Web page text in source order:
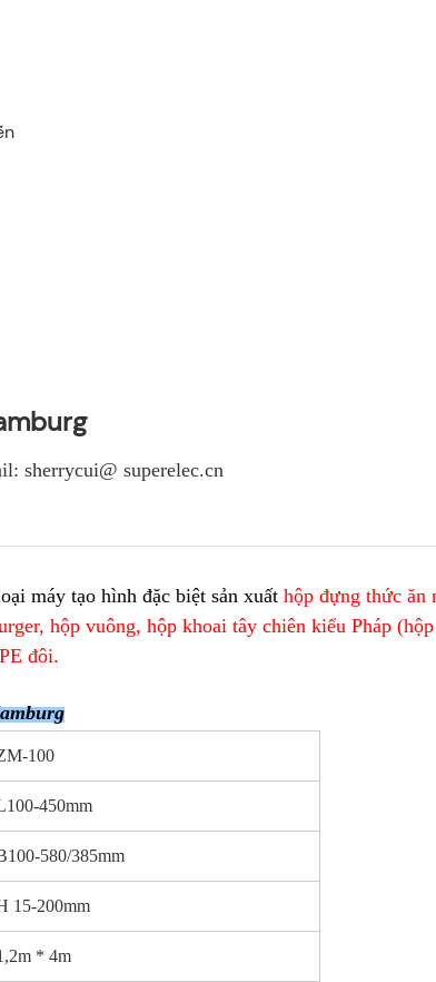
sherrycui@ superelec.cn
máy tạo hình đặc biệt sản xuất hộp đựng thức ăn
hộp vuông, hộp khoai tây chiên kiểu Pháp
đôi.
100
450mm
580/385mm
15-200mm
* 4m